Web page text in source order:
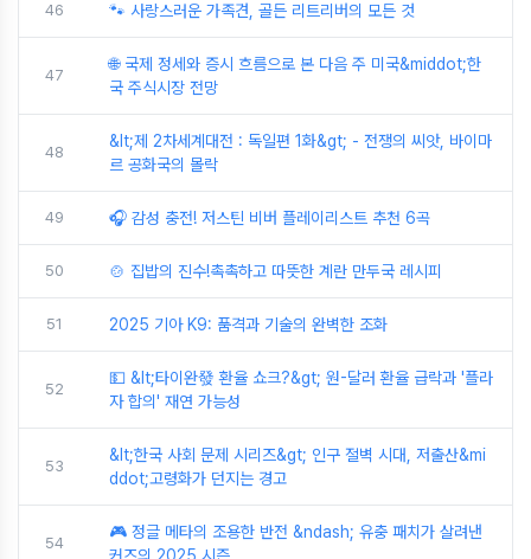
46 🐾 사랑스러운 가족견, 골든 리트리버의 모든 것
47
🌐 국제 정세와 증시 흐름으로 본 다음 주 미국&middot;한
국 주식시장 전망
48
&lt;제 2차세계대전 : 독일편 1화&gt; - 전쟁의 씨앗, 바이마
르 공화국의 몰락
49 🎧 감성 충전! 저스틴 비버 플레이리스트 추천 6곡
50 🍲 집밥의 진수!촉촉하고 따뜻한 계란 만두국 레시피
51 2025 기아 K9: 품격과 기술의 완벽한 조화
52
💵 &lt;타이완發 환율 쇼크?&gt; 원-달러 환율 급락과 '플라
자 합의' 재연 가능성
53
&lt;한국 사회 문제 시리즈&gt; 인구 절벽 시대, 저출산&mi
ddot;고령화가 던지는 경고
54
🎮 정글 메타의 조용한 반전 &ndash; 유충 패치가 살려낸